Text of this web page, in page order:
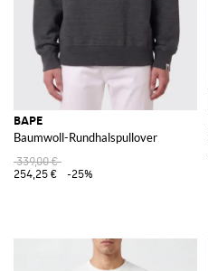
BAPE
Baumwoll-Rundhalspullover
339,00 €
254,25 €
-25%